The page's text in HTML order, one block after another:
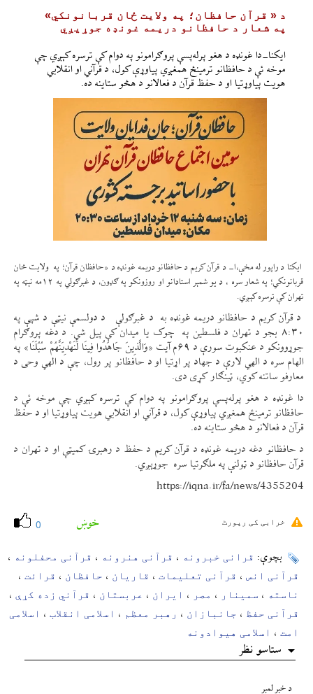
د « قرآن حافظان؛ په ولایت ځان قربانونکي»
په شعار د حافظانو دریمه غونډه جوړیږي
ایکنا-دا غونډه د هغو پرله‌پسې پروګرامونو په دوام کې ترسره کېږي چې
موخه ئې د حافظانو ترمینځ همغږي پیاوړې کول، د قرآني او انقلابي
هویت پیاوړتیا او د حفظ قرآن د فعالانو د هڅو ستاینه ده.
ایکنا د راپور له مخې،ا- د قرآن کریم د حافظانو دریمه غونډه د «حافظان قرآن؛ په ولایت ځان
قربانونکي؛ په شعار سره ، د یو شمېر استادانو او روزونکو په ګډون، د غبرګولي په ۱۲مه نېټه په
تهران کې ترسره کېږي.
د قرآن کریم د حافظانو دریمه غونډه به د غبرګولې د دولسمې نیټې د شپې په
۸:۳۰ بجو د تهران د فلسطین په چوک یا میدان کې پیل شي. د دغه پروګرام
جوړوونکو د عنکبوت سورې د ۶۹م آیت «وَالَّذِینَ جَاهَدُوا فِینَا لَنَهْدِیَنَّهُمْ سُبُلَنَا» په
الهام سره د الهي لارې د جهاد پر اړتیا او د حافظانو پر رول، چې د الهي وحی د
معارفو ساتنه کوي، ټینګار کړی دی.
دا غونډه د هغو پرله‌پسې پروګرامونو په دوام کې ترسره کېږي چې موخه ئې د
حافظانو ترمینځ همغږي پیاوړې کول، د قرآني او انقلابي هویت پیاوړتیا او د حفظ
قرآن د فعالانو د هڅو ستاینه ده.
د حافظانو دغه دریمه غونډه د قرآن کریم د حفظ د رهبرۍ کمیټې او د تهران د
قرآن حافظانو د ټولنې په ملګرتیا سره جوړېږي.
https://iqna.ir/fa/news/4355204
0 خوښ خرابی کی رپورٹ
بچوې: قرانی خبرونه ، قرآنی هنرونه ، قرآنی محفلونه ،
قرآنی انس ، قرآنی تعلیمات ، قاریان ، حافظان ، قرائت ،
ناسته ، سمینار ، مصر ، ایران ، عربستان ، قرآني زده کړې ،
قرآنی حفظ ، جانبازان ، رهبر معظم ، اسلامی انقلاب ، اسلامی
امت ، اسلامی هیوادونه
ستاسو نظر
د خبر لمبر